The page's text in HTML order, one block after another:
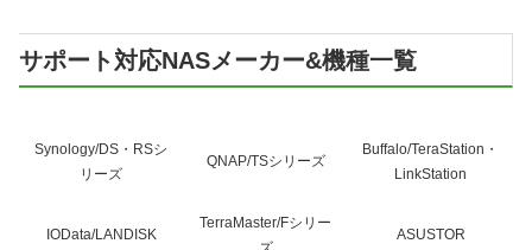
サポート対応NASメーカー&機種一覧
Synology/DS・RSシ
リーズ
QNAP/TSシリーズ
Buffalo/TeraStation・
LinkStation
IOData/LANDISK
TerraMaster/Fシリー
ASUSTOR